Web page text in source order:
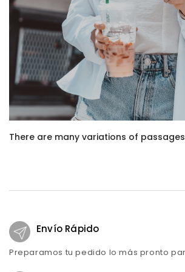
There are many variations of
Envío Rápido
Preparamos tu pedido lo más pronto